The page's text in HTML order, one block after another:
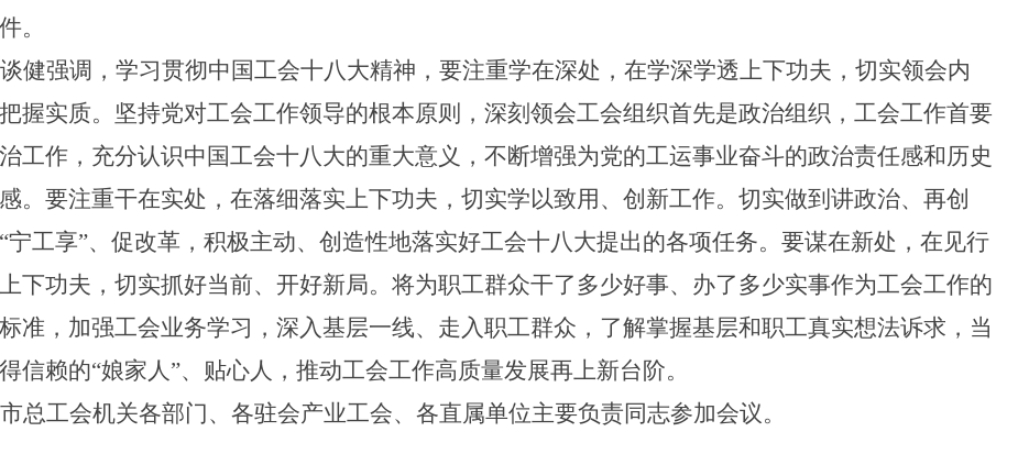
。
谈健强调，学习贯彻中国工会十八大精神，要注重学在深处，在学深学透上下功夫，切实领会内
握实质。坚持党对工会工作领导的根本原则，深刻领会工会组织首先是政治组织 ， 工会工作首要
工作，充分认识中国工会十八大的重大意义，不断增强为党的工运事业奋斗的政治责任感和历史
。 要注重干在实处，在落细落实上下功夫，切实学以致用、创新工作。切实做到讲政治、再创
“宁工享”、促改革，积极主动、创造性地落实好工会十八大提出的各项任务。要谋在新处，在见行
下功夫，切实抓好当前、开好新局。将为职工群众干了多少好事、办了多少实事作为工会工作的
准，加强工会业务学习，深入基层一线、走入职工群众，了解掌握基层和职工真实想法诉求，当
信赖的“娘家人”、贴心人，推动工会工作高质量发展再上新台阶。
市总工会机关各部门、 各驻会产业工会、 各直属单位主要负责同志参加会议。